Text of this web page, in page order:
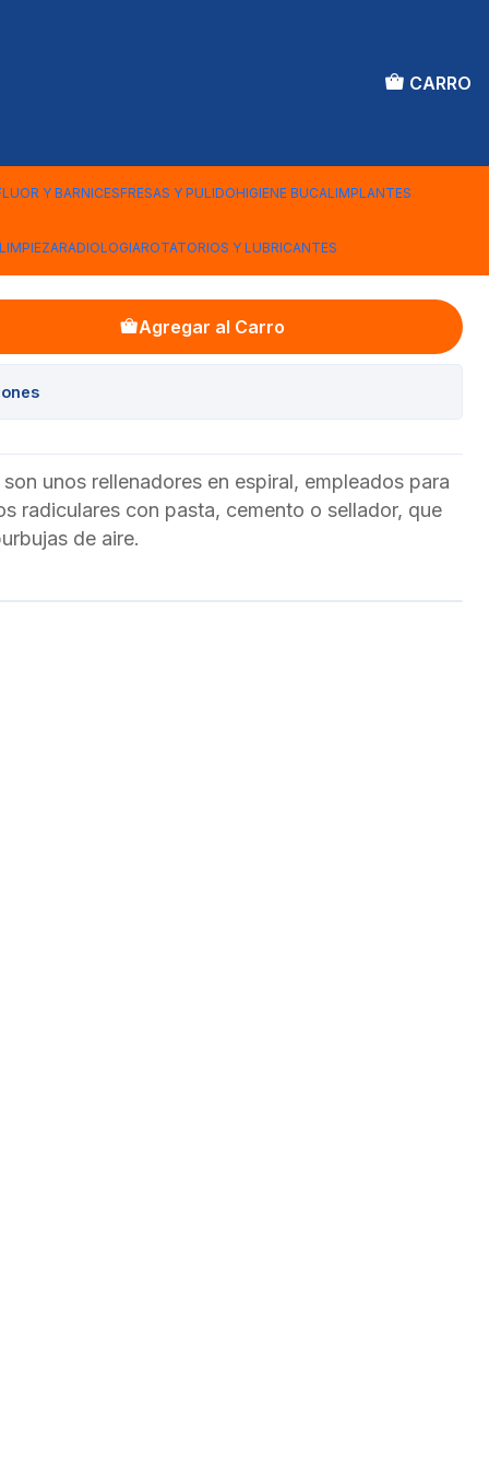
CARRO
Y BARNICESFRESAS Y PULIDOHIGIENE BUCALIMPLANTES
RADIOLOGIAROTATORIOS Y LUBRICANTES
Agregar al Carro
son unos rellenadores en espiral, empleados para
radiculares con pasta, cemento o sellador, que
de aire.